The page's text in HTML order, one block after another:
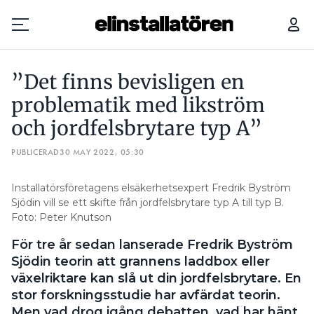
Prenumerera
Hantera prenumeration
Annonsera
Läs E-tidningen
Om tidningen
Kontakt
Personuppgifter
”Det finns bevisligen en
problematik med likström
och jordfelsbrytare typ A”
PUBLICERAD30 MAY 2022, 05:30
Installatörsföretagens elsäkerhetsexpert Fredrik Byström
Sjödin vill se ett skifte från jordfelsbrytare typ A till typ B.
Foto: Peter Knutson
För tre år sedan lanserade Fredrik Byström
Sjödin teorin att grannens laddbox eller
växelriktare kan slå ut din jordfelsbrytare. En
stor forskningsstudie har avfärdat teorin.